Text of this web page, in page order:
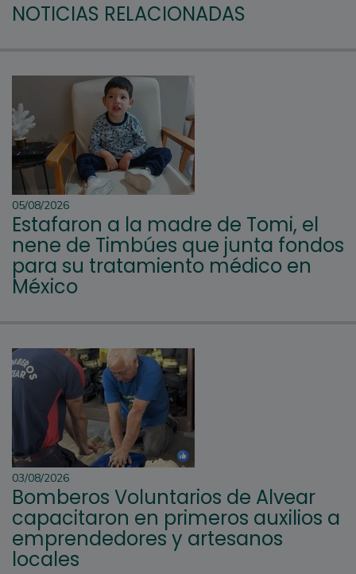
NOTICIAS RELACIONADAS
05/08/2026
Estafaron a la madre de Tomi, el
nene de Timbúes que junta fondos
para su tratamiento médico en
México
03/08/2026
Bomberos Voluntarios de Alvear
capacitaron en primeros auxilios a
emprendedores y artesanos
locales